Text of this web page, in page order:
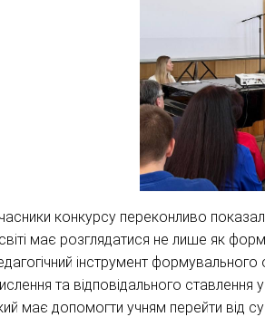
конкурсу переконливо
має розглядатися не лише як
інструмент формувального
та відповідального ставлення
має допомогти учням перейти від